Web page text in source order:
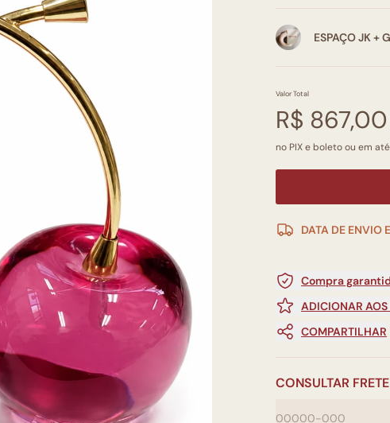
ESPAÇO JK +
Valor Total
R$ 867,00
no PIX e boleto ou em
DATA DE ENVIO
Compra
ADICIONAR AOS
COMPARTILHAR
CONSULTAR FRETE